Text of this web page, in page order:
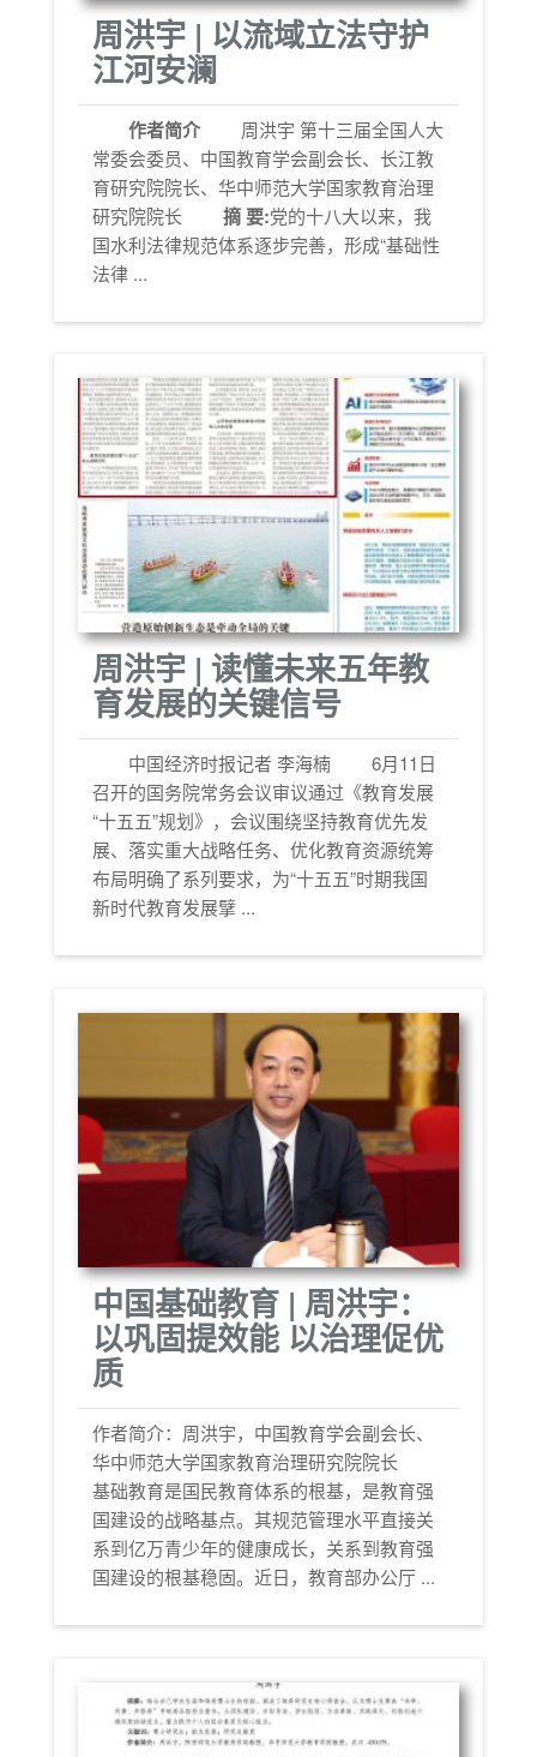
周洪宇 | 以流域立法守护
江河安澜
作者简介
周洪宇 第十三届全国人大
常委会委员、中国教育学会副会长、长江教
育研究院院长、华中师范大学国家教育治理
研究院院长
摘 要:党的十八大以来，我
国水利法律规范体系逐步完善，形成“基础性
法律 ...
周洪宇 | 读懂未来五年教
育发展的关键信号
中国经济时报记者 李海楠
6月11日
召开的国务院常务会议审议通过《教育发展
“十五五”规划》，会议围绕坚持教育优先发
展、落实重大战略任务、优化教育资源统筹
布局明确了系列要求，为“十五五”时期我国
新时代教育发展擘 ...
中国基础教育 | 周洪宇：
以巩固提效能 以治理促优
质
作者简介：周洪宇，中国教育学会副会长、
华中师范大学国家教育治理研究院院长
基础教育是国民教育体系的根基，是教育强
国建设的战略基点。其规范管理水平直接关
系到亿万青少年的健康成长，关系到教育强
国建设的根基稳固。近日，教育部办公厅 ...